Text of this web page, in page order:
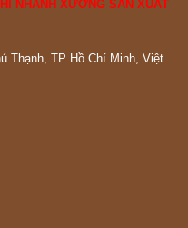
NHÁNH XƯỞNG SẢN XUẤT
Thạnh, TP Hồ Chí Minh, Việt